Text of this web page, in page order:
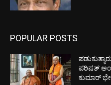
POPULAR POSTS
ಪರಿಷತ್
ಕುಮಾರ್